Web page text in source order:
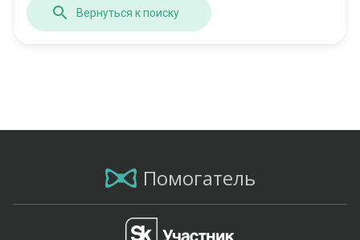
Вернуться к поиску
Помогатель